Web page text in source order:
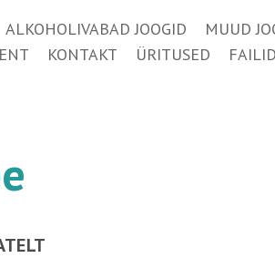
ALKOHOLIVABAD JOOGID
MUUD
KONTAKT ÜRITUSED FAILID